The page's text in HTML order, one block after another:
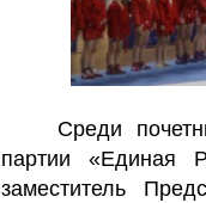
Среди
партии «Единая
заместитель